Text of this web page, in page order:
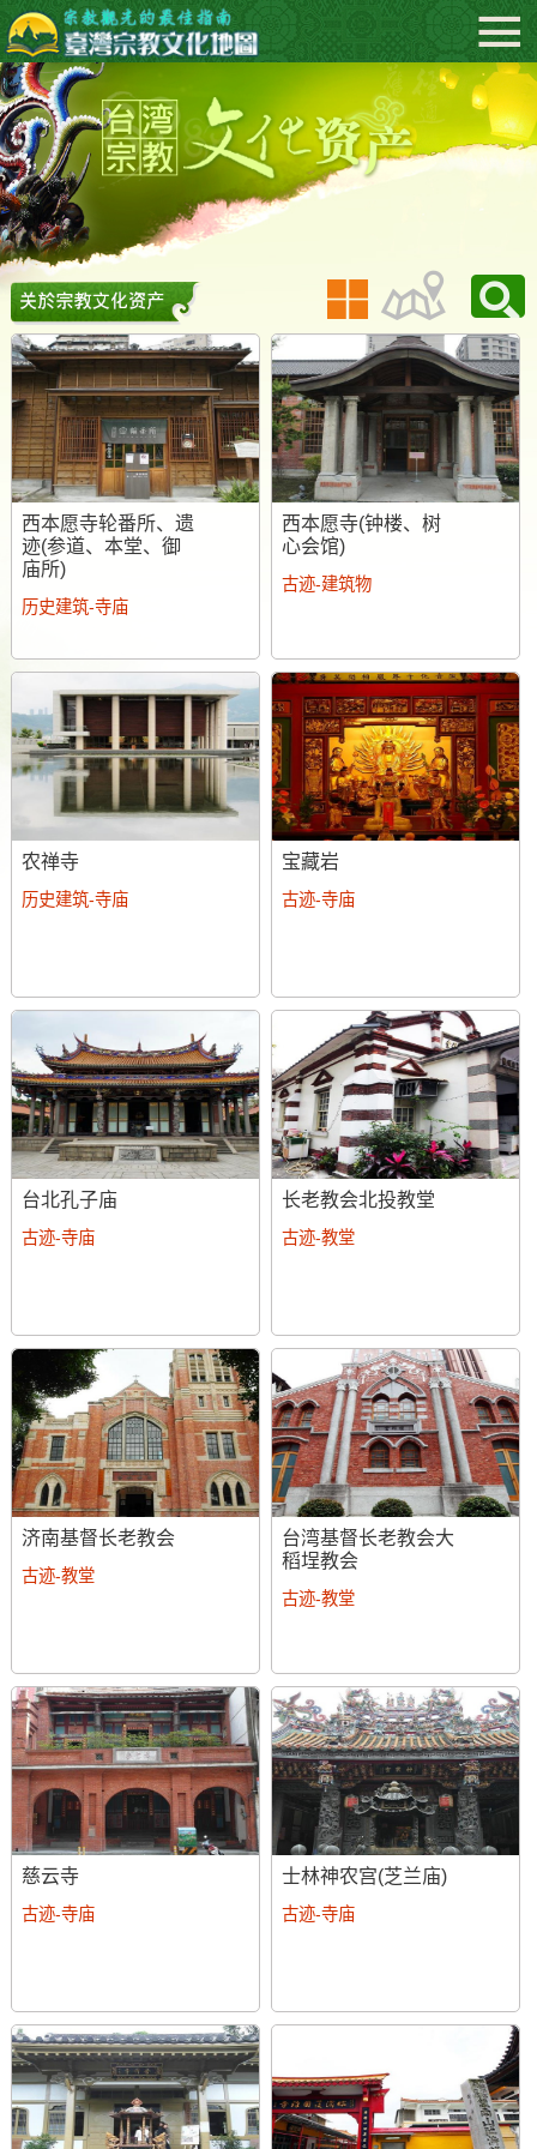
跳
到
主
要
内
容
区
块
:::
西本愿寺轮番所、遗
迹(参道、本堂、御
庙所)
历史建筑-寺庙
西本愿寺(钟楼、树
心会馆)
古迹-建筑物
农禅寺
历史建筑-寺庙
宝藏岩
古迹-寺庙
台北孔子庙
古迹-寺庙
长老教会北投教堂
古迹-教堂
济南基督长老教会
古迹-教堂
台湾基督长老教会大
稻埕教会
古迹-教堂
慈云寺
古迹-寺庙
士林神农宫(芝兰庙)
古迹-寺庙